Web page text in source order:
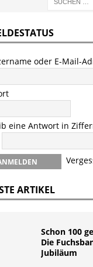
oder E-Mail-
eine Antwort in
ARTIKEL
Schon 100
Die
Jubiläum